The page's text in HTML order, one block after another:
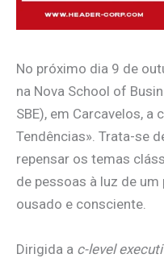
No próximo dia 9 de
na Nova School of
SBE), em Carcavelos, a
Tendências». Trata-se
repensar os temas
de pessoas à luz de
ousado e consciente.
Dirigida a c-level